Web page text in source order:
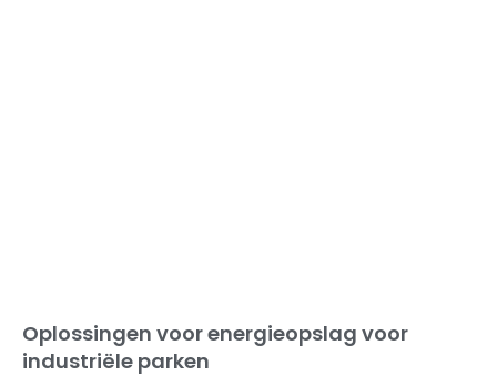
Oplossingen voor energieopslag voor
industriële parken